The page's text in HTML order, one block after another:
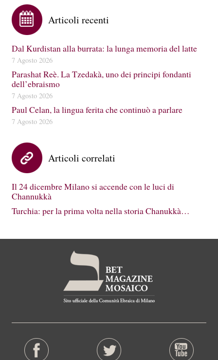
Articoli recenti
Dal Kurdistan alla burrata: la lunga memoria del latte
7 Agosto 2026
Parashat Reè. La Tzedakà, uno dei principi fondanti
dell’ebraismo
7 Agosto 2026
Paul Celan, la lingua ferita che continuò a parlare
7 Agosto 2026
Articoli correlati
Il 24 dicembre Milano si accende con le luci di
Channukkà
Turchia: per la prima volta nella storia Chanukkà…